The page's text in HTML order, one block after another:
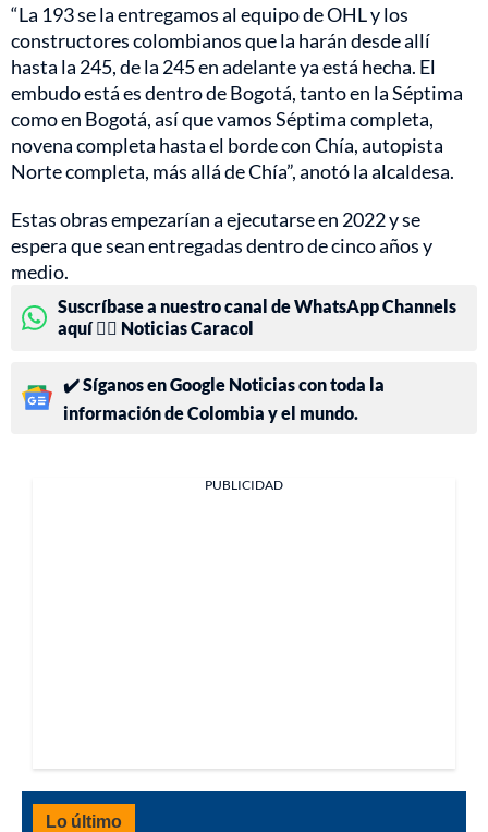
“La 193 se la entregamos al equipo de OHL y los
constructores colombianos que la harán desde allí
hasta la 245, de la 245 en adelante ya está hecha. El
embudo está es dentro de Bogotá, tanto en la Séptima
como en Bogotá, así que vamos Séptima completa,
novena completa hasta el borde con Chía, autopista
Norte completa, más allá de Chía”, anotó la alcaldesa.
Estas obras empezarían a ejecutarse en 2022 y se
espera que sean entregadas dentro de cinco años y
medio.
Suscríbase a nuestro canal de WhatsApp Channels
aquí 👉🏻 Noticias Caracol
✔️ Síganos en Google Noticias con toda la
información de Colombia y el mundo.
PUBLICIDAD
Lo último